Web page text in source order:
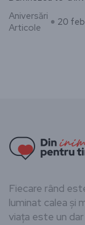
Aniversări
Articole
20
Fiecare rând
luminat calea și
viața este un